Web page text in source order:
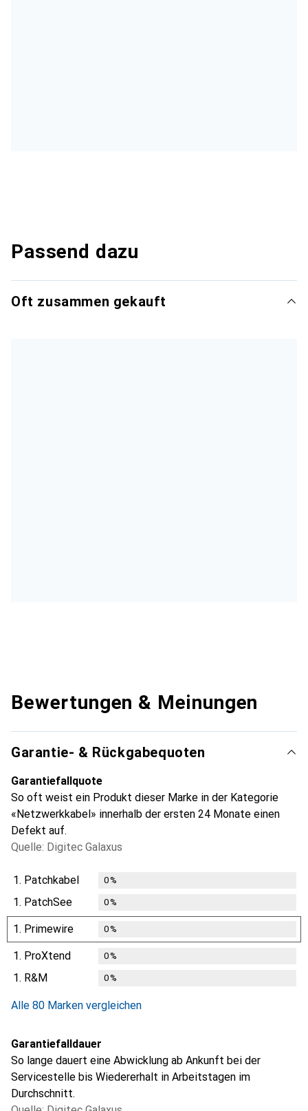
Passend dazu
Oft zusammen gekauft
Bewertungen & Meinungen
Garantie- & Rückgabequoten
Garantiefallquote
So oft weist ein Produkt dieser Marke in der Kategorie
«Netzwerkkabel» innerhalb der ersten 24 Monate einen
Defekt auf.
Quelle: Digitec Galaxus
1. Patchkabel 0%
1. PatchSee 0%
1. Primewire 0%
1. ProXtend 0%
1. R&M 0%
Alle 80 Marken vergleichen
Garantiefalldauer
So lange dauert eine Abwicklung ab Ankunft bei der
Servicestelle bis Wiedererhalt in Arbeitstagen im
Durchschnitt.